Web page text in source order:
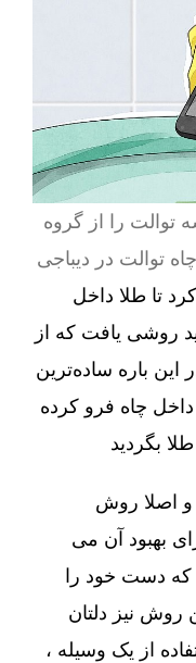
توالت را از گروه
توالت در دیباجی
تا طلا داخل
روشی یافت که از
این باره ساده‌ترین
چاه فرو کرده
بگردید
و اصلا روش
بهبود آن می
که دست خود را
روش نیز دلتان
از یک وسیله ،